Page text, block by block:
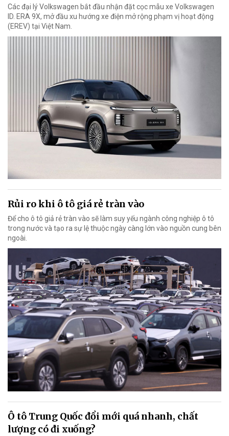
Các đại lý Volkswagen bắt đầu nhận đặt cọc mẫu xe Volkswagen
ID. ERA 9X, mở đầu xu hướng xe điện mở rộng phạm vị hoạt động
(EREV) tại Việt Nam.
Rủi ro khi ô tô giá rẻ tràn vào
Để cho ô tô giả rẻ tràn vào sẽ làm suy yếu ngành công nghiệp ô tô
trong nước và tạo ra sự lệ thuộc ngày càng lớn vào nguồn cung bên
ngoài.
Ô tô Trung Quốc đổi mới quá nhanh, chất
lượng có đi xuống?